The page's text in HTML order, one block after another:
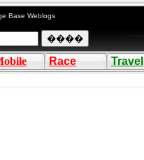
Base Weblogs
Race Travel